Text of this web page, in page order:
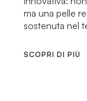
ma una pelle
sostenuta nel
SCOPRI DI PIÙ